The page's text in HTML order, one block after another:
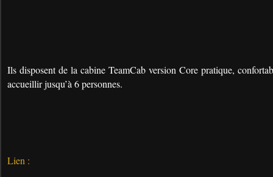
Ils disposent de la cabine TeamCab version Core pratique,
accueillir jusqu’à 6 personnes.
Lien :